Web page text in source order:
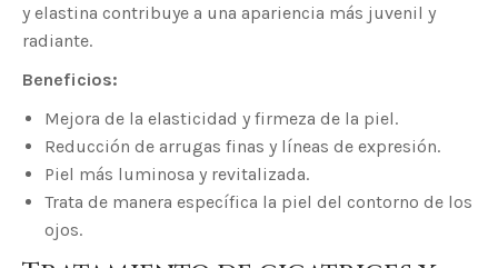
y elastina contribuye a una apariencia más juvenil y
radiante.
Beneficios:
Mejora de la elasticidad y firmeza de la piel.
Reducción de arrugas finas y líneas de expresión.
Piel más luminosa y revitalizada.
Trata de manera específica la piel del contorno de los
ojos.